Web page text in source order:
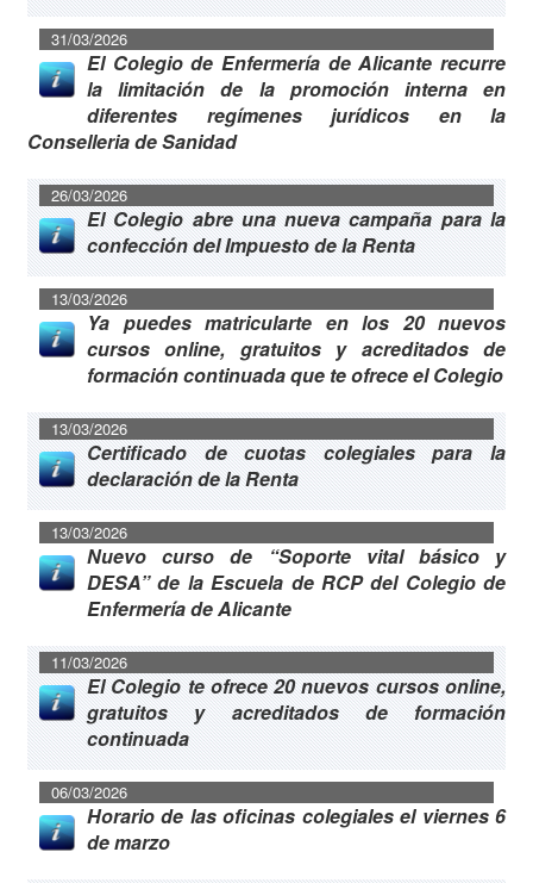
31/03/2026
El Colegio de Enfermería de Alicante recurre
la limitación de la promoción interna en
diferentes regímenes jurídicos en la
Conselleria de Sanidad
26/03/2026
El Colegio abre una nueva campaña para la
confección del Impuesto de la Renta
13/03/2026
Ya puedes matricularte en los 20 nuevos
cursos online, gratuitos y acreditados de
formación continuada que te ofrece el Colegio
13/03/2026
Certificado de cuotas colegiales para la
declaración de la Renta
13/03/2026
Nuevo curso de “Soporte vital básico y
DESA” de la Escuela de RCP del Colegio de
Enfermería de Alicante
11/03/2026
El Colegio te ofrece 20 nuevos cursos online,
gratuitos y acreditados de formación
continuada
06/03/2026
Horario de las oficinas colegiales el viernes 6
de marzo